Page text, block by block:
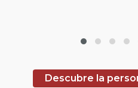
Descubre la